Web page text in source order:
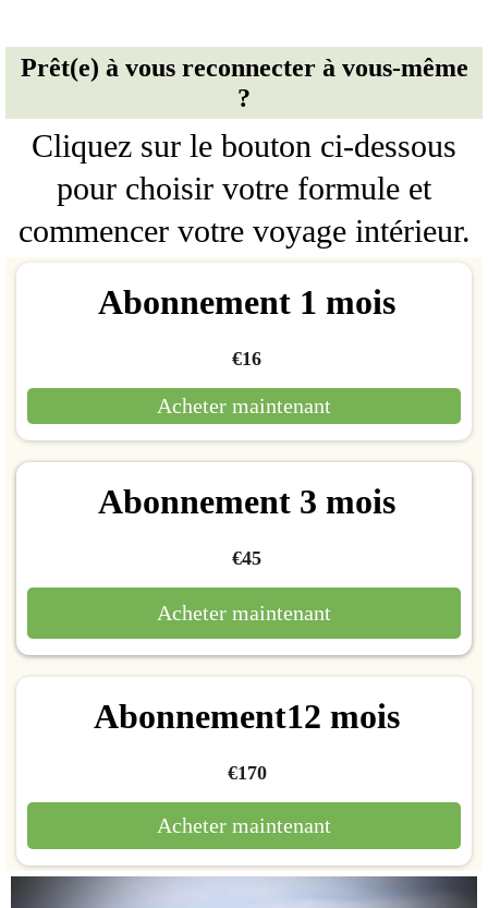
Prêt(e) à vous reconnecter à vous-même
?
Cliquez sur le bouton ci-dessous
pour choisir votre formule et
commencer votre voyage intérieur.
Abonnement 1 mois
€16
Acheter maintenant
Abonnement 3 mois
€45
Acheter maintenant
Abonnement12 mois
€170
Acheter maintenant